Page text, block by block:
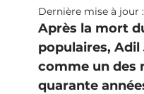
La vie du Moment
Le monde associatif
Dernière mise à jour :
Après la mort
populaires,
comme un des
quarante